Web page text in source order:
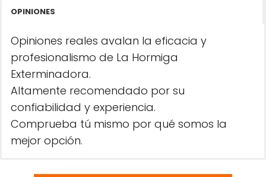
OPINIONES
Opiniones reales avalan la eficacia y
profesionalismo de La Hormiga
Exterminadora.
Altamente recomendado por su
confiabilidad y experiencia.
Comprueba tú mismo por qué somos la
mejor opción.